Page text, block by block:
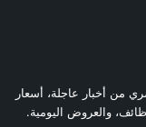
من أخبار عاجلة، أسعار
والعروض اليومية.